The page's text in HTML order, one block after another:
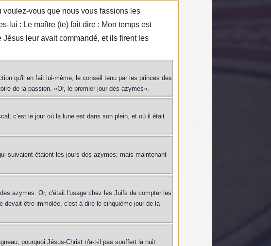
voulez-vous que nous vous fassions les
lui : Le maître (te) fait dire : Mon temps est
Jésus leur avait commandé, et ils firent les
qu'il en fait lui-même, le conseil tenu par les princes des
de la passion. «Or, le premier jour des azymes».
c'est le jour où la lune est dans son plein, et où il était
suivaient étaient les jours des azymes; mais maintenant
azymes. Or, c'était l'usage chez les Juifs de compter les
être immolée, c'est-à-dire le cinquième jour de la
pourquoi Jésus-Christ n'a-t-il pas souffert la nuit